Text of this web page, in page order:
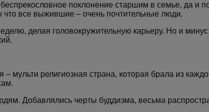
поклонение старшим в семье, да и
что все выжившие – очень почтительные люди.
делая головокружительную карьеру. Но и
мульти религиозная страна, которая брала из
Добавлялись черты буддизма, весьма